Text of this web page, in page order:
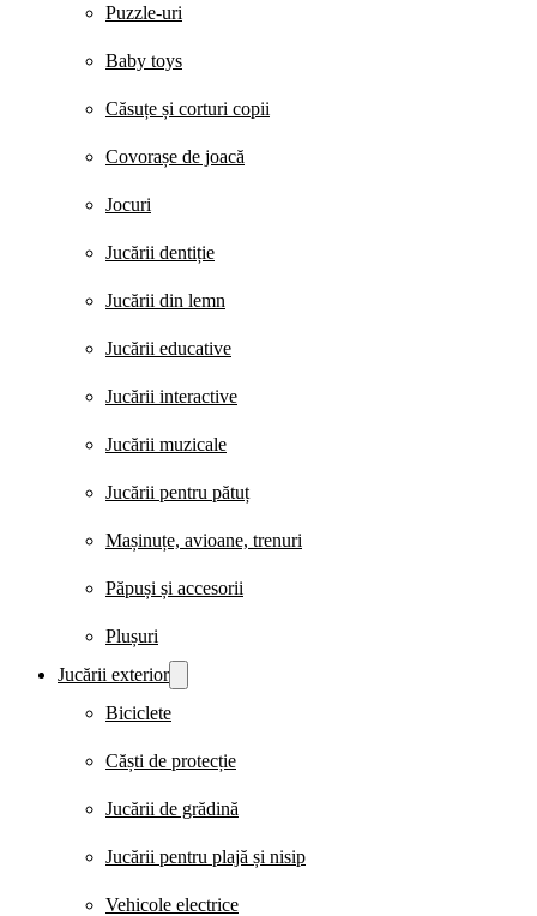
Puzzle-uri
Baby toys
Căsuțe și corturi copii
Covorașe de joacă
Jocuri
Jucării dentiție
Jucării din lemn
Jucării educative
Jucării interactive
Jucării muzicale
Jucării pentru pătuț
Mașinuțe, avioane, trenuri
Păpuși și accesorii
Plușuri
Jucării exterior
Biciclete
Căști de protecție
Jucării de grădină
Jucării pentru plajă și nisip
Vehicole electrice